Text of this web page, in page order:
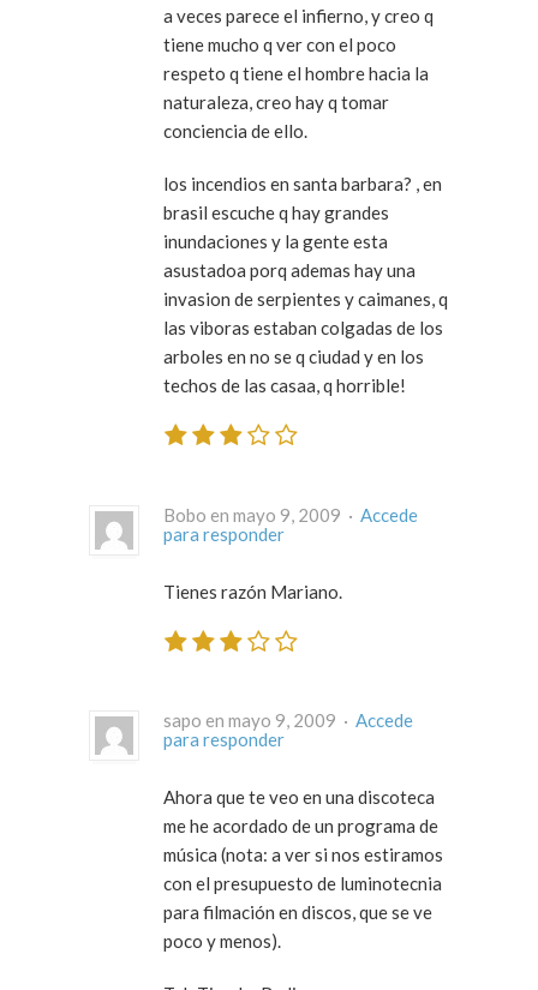
a veces parece el infierno, y creo q
tiene mucho q ver con el poco
respeto q tiene el hombre hacia la
naturaleza, creo hay q tomar
conciencia de ello.
los incendios en santa barbara? , en
brasil escuche q hay grandes
inundaciones y la gente esta
asustadoa porq ademas hay una
invasion de serpientes y caimanes, q
las viboras estaban colgadas de los
arboles en no se q ciudad y en los
techos de las casaa, q horrible!
Bobo en mayo 9, 2009 · Accede
para responder
Tienes razón Mariano.
sapo en mayo 9, 2009 · Accede
para responder
Ahora que te veo en una discoteca
me he acordado de un programa de
música (nota: a ver si nos estiramos
con el presupuesto de luminotecnia
para filmación en discos, que se ve
poco y menos).